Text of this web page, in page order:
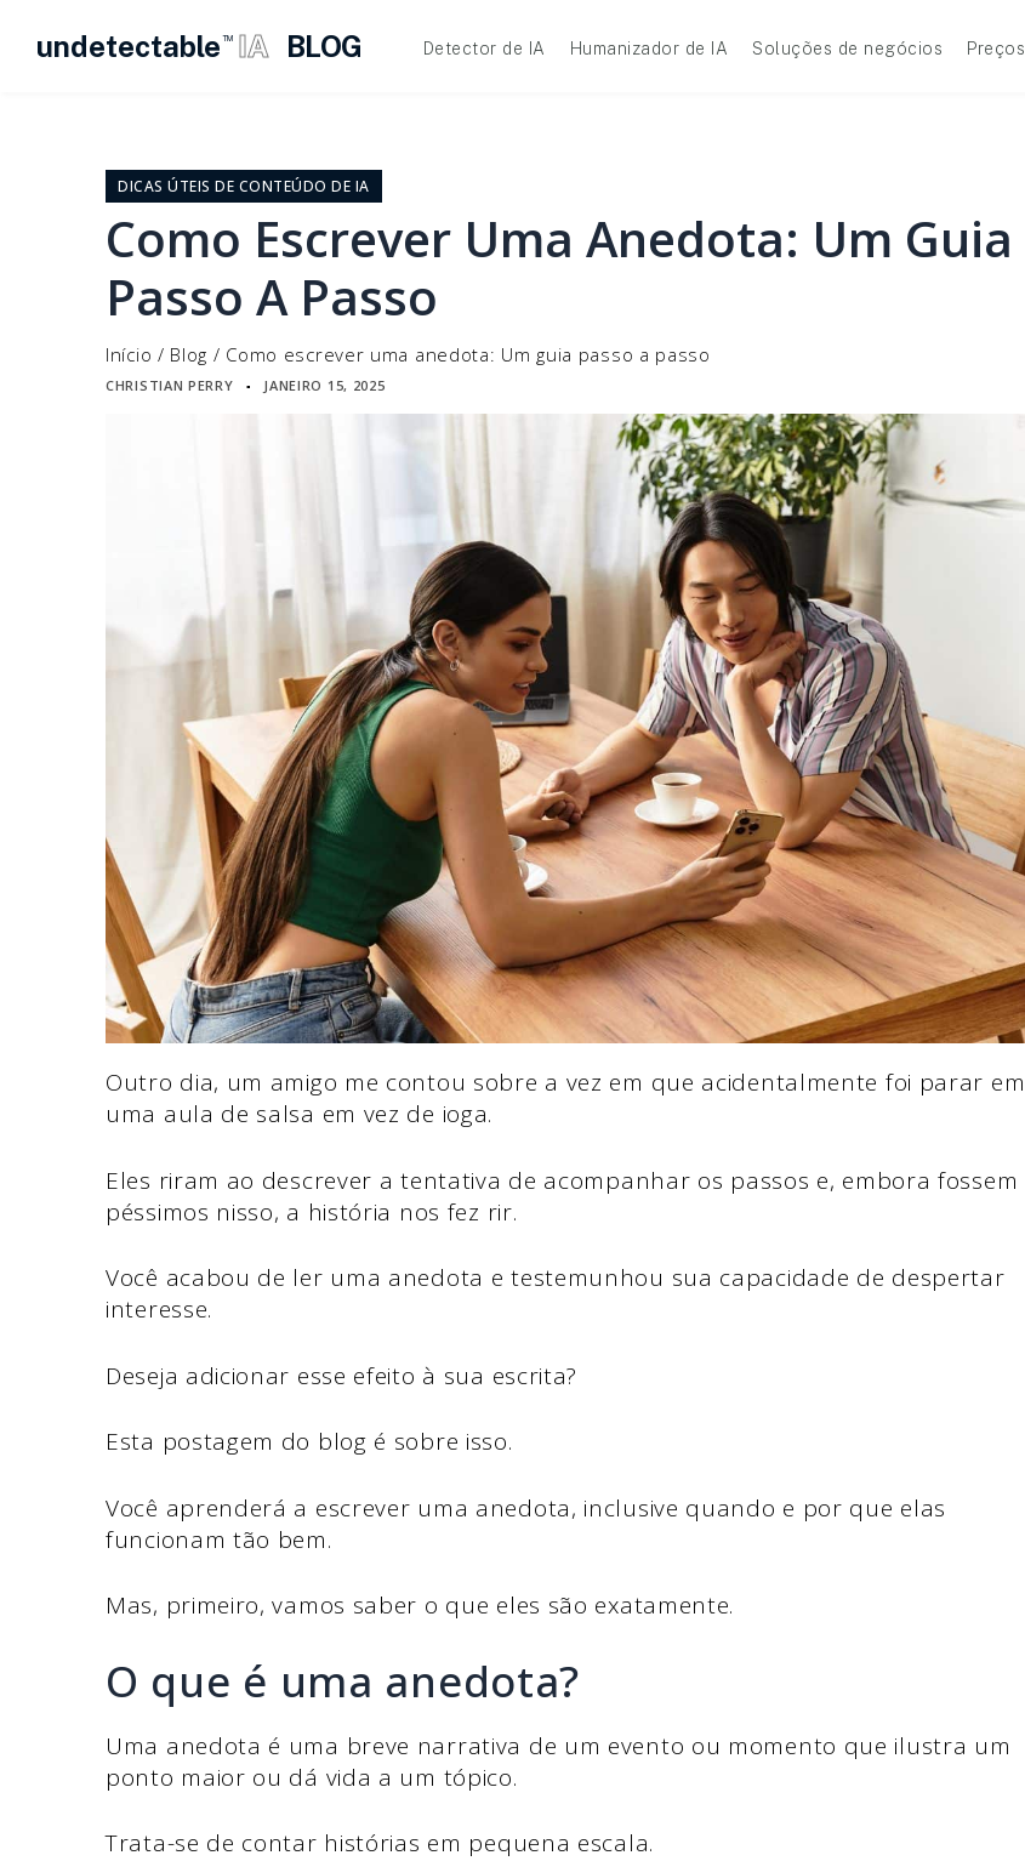
undetectable TM IA BLOG Detector de IA Humanizador de IA Soluções de negócios Preços
conteúdo
DICAS ÚTEIS DE CONTEÚDO DE IA
Como Escrever Uma Anedota: Um Guia
Passo A Passo
Início / Blog / Como escrever uma anedota: Um guia passo a passo
CHRISTIAN PERRY ▪ JANEIRO 15, 2025
Outro dia, um amigo me contou sobre a vez em que acidentalmente foi parar em
uma aula de salsa em vez de ioga.
Eles riram ao descrever a tentativa de acompanhar os passos e, embora fossem
péssimos nisso, a história nos fez rir.
Você acabou de ler uma anedota e testemunhou sua capacidade de despertar
interesse.
Deseja adicionar esse efeito à sua escrita?
Esta postagem do blog é sobre isso.
Você aprenderá a escrever uma anedota, inclusive quando e por que elas
funcionam tão bem.
Mas, primeiro, vamos saber o que eles são exatamente.
O que é uma anedota?
Uma anedota é uma breve narrativa de um evento ou momento que ilustra um
ponto maior ou dá vida a um tópico.
Trata-se de contar histórias em pequena escala.